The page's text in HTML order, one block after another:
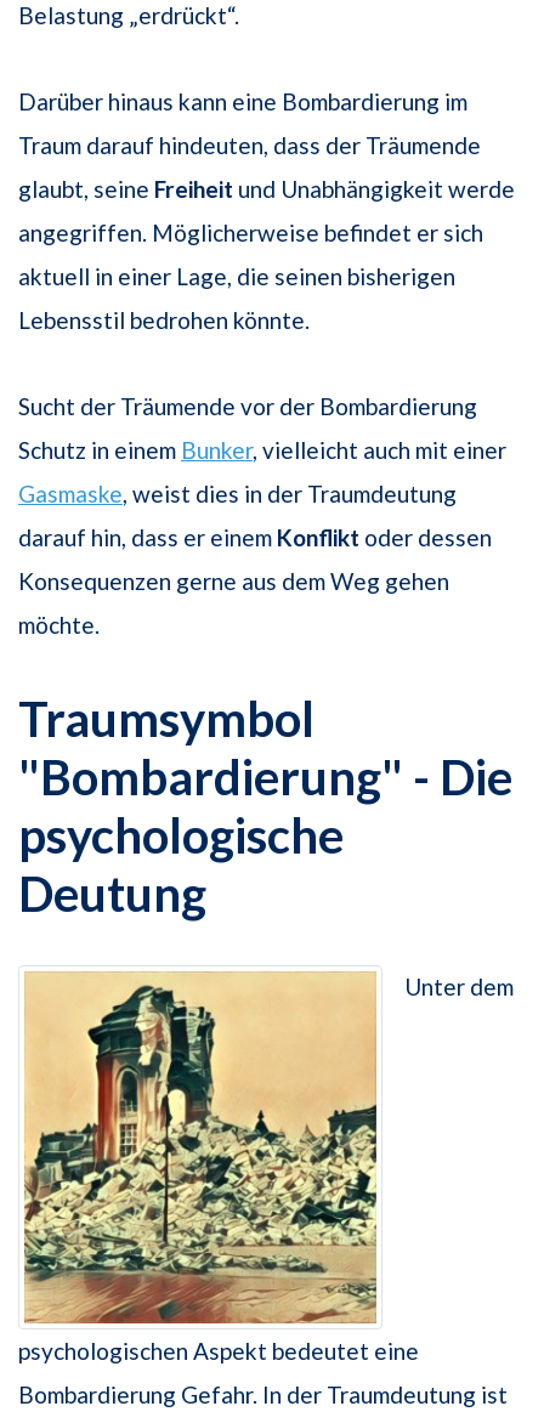
Belastung „erdrückt“.
Darüber hinaus kann eine Bombardierung im
Traum darauf hindeuten, dass der Träumende
glaubt, seine Freiheit und Unabhängigkeit werde
angegriffen. Möglicherweise befindet er sich
aktuell in einer Lage, die seinen bisherigen
Lebensstil bedrohen könnte.
Sucht der Träumende vor der Bombardierung
Schutz in einem Bunker, vielleicht auch mit einer
Gasmaske, weist dies in der Traumdeutung
darauf hin, dass er einem Konflikt oder dessen
Konsequenzen gerne aus dem Weg gehen
möchte.
Traumsymbol
"Bombardierung" - Die
psychologische
Deutung
Unter dem
psychologischen Aspekt bedeutet eine
Bombardierung Gefahr. In der Traumdeutung ist